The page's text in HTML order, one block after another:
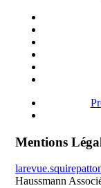
Mentions
Haussmann